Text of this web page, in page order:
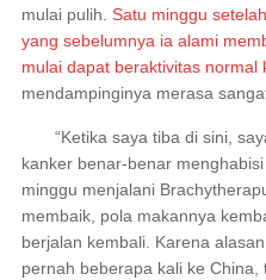
mulai pulih. Satu minggu
yang sebelumnya ia alami
mulai dapat beraktivitas normal
mendampinginya merasa
“Ketika saya tiba di sini,
kanker benar-benar
minggu menjalani
membaik, pola makannya
berjalan kembali. Karena
pernah beberapa kali ke